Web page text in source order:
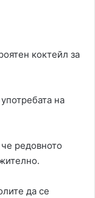
коктейл за
на
редовното
да се